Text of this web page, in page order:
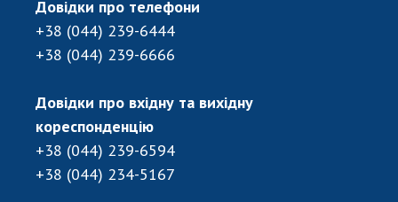
ДІЯЛЬНІСТЬ
Засідання Президії НАН України
Сесії Загальних зборів НАН України
Річні звіти НАН України
Річні фінансові звіти НАН України
Наукові публікації та видавнича діяльність
Довідки про телефони
+38 (044) 239-6444
+38 (044) 239-6666
Довідки про вхідну та вихідну
кореспонденцію
+38 (044) 239-6594
+38 (044) 234-5167